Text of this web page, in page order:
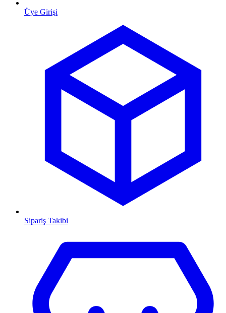
Üye Girişi
Sipariş Takibi